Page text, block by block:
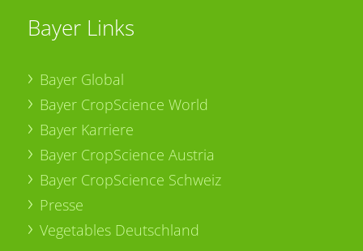
Bayer Links
Bayer Global
Bayer CropScience World
Bayer Karriere
Bayer CropScience Austria
Bayer CropScience Schweiz
Presse
Vegetables Deutschland